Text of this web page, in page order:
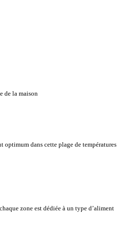
de la maison
optimum dans cette plage de températures
zone est dédiée à un type d’aliment